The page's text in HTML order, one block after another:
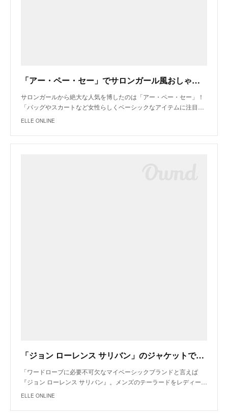
「アー・ペー・セー」でサロンガール風おしゃれを纏う
サロンガールから絶大な人気を博したのは「アー・ペー・セー」！
「バッグやスカートなど女性らしくベーシックなアイテムに注目…
ELLE ONLINE
「ジョン ローレンス サリバン」のジャケットでONもOFFも褒められる
「ワードローブに必要不可欠なマイベーシックブランドと言えば
『ジョン ローレンス サリバン』。メンズのテーラードをレディー…
ELLE ONLINE